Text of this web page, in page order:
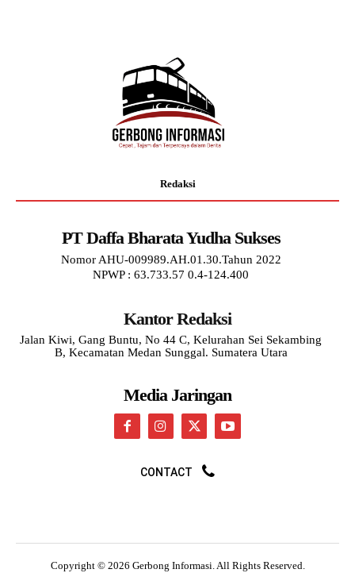
Redaksi
PT Daffa Bharata Yudha Sukses
Nomor AHU-009989.AH.01.30.Tahun 2022
NPWP : 63.733.57 0.4-124.400
Kantor Redaksi
Jalan Kiwi, Gang Buntu, No 44 C, Kelurahan Sei Sekambing
B, Kecamatan Medan Sunggal. Sumatera Utara
Media Jaringan
CONTACT
Copyright © 2026 Gerbong Informasi. All Rights Reserved.